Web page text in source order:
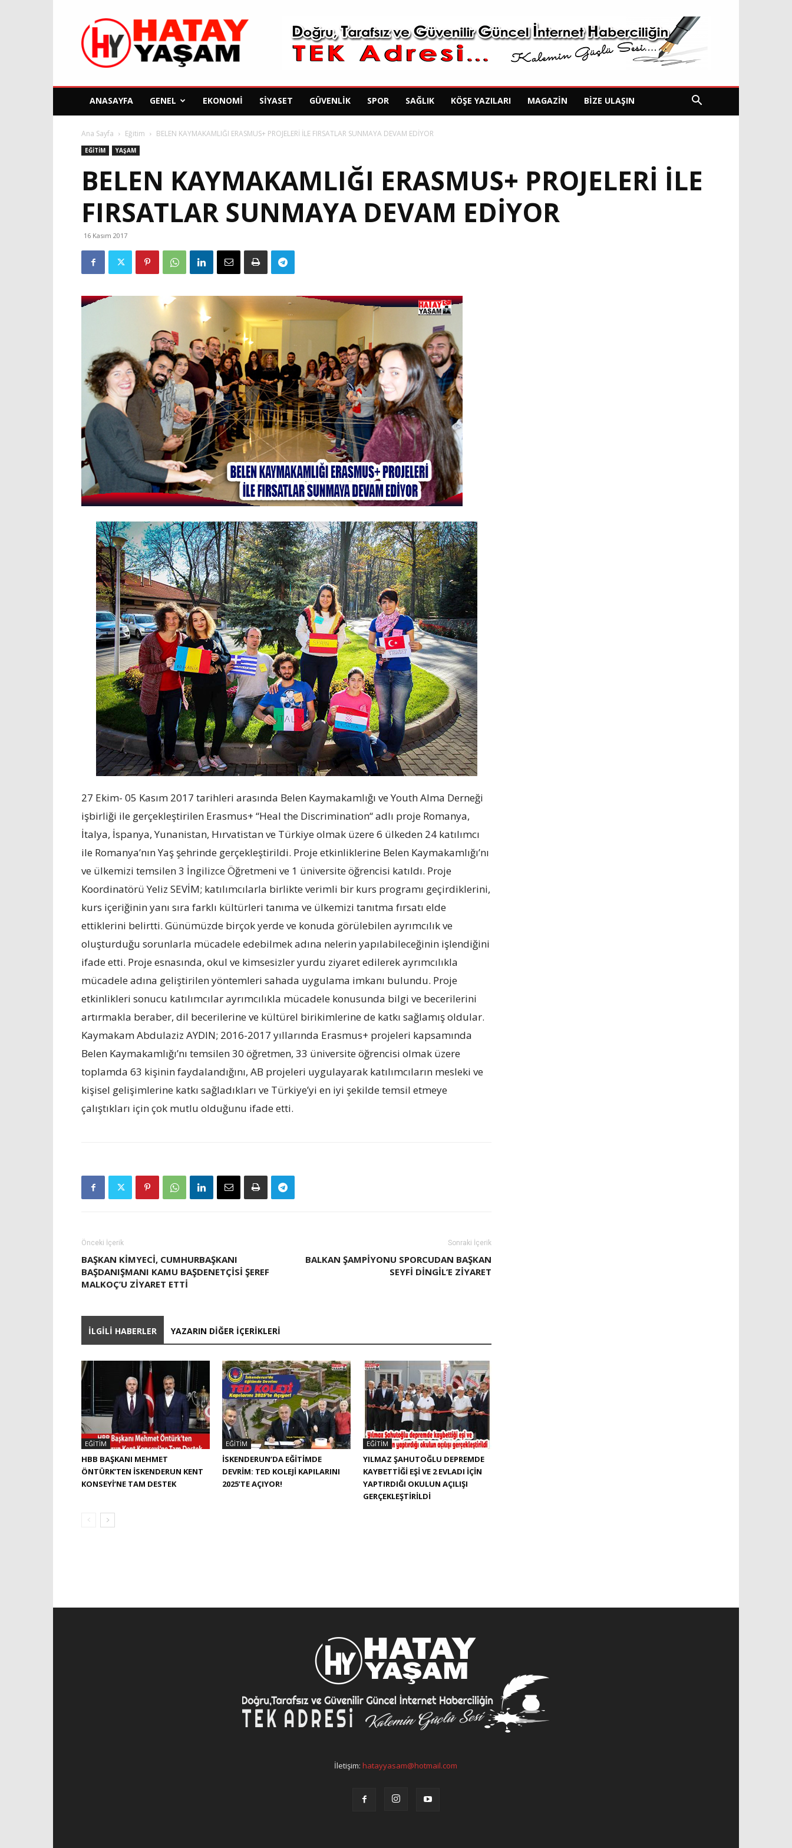
Hatay
Yaşam
Gazetesi
ANASAYFA GENEL EKONOMI SIYASET GÜVENLIK SPOR SAĞLIK KÖŞE YAZILARI MAGAZIN BIZE ULAŞIN
Ana Sayfa Eğitim BELEN KAYMAKAMLIĞI ERASMUS+ PROJELERİ İLE FIRSATLAR SUNMAYA DEVAM EDİYOR
EĞITIM YAŞAM
BELEN KAYMAKAMLIĞI ERASMUS+ PROJELERİ İLE
FIRSATLAR SUNMAYA DEVAM EDİYOR
16 Kasım 2017
27 Ekim- 05 Kasım 2017 tarihleri arasında Belen Kaymakamlığı ve Youth Alma Derneği
işbirliği ile gerçekleştirilen Erasmus+ “Heal the Discrimination“ adlı proje Romanya,
İtalya, İspanya, Yunanistan, Hırvatistan ve Türkiye olmak üzere 6 ülkeden 24 katılımcı
ile Romanya’nın Yaş şehrinde gerçekleştirildi. Proje etkinliklerine Belen Kaymakamlığı’nı
ve ülkemizi temsilen 3 İngilizce Öğretmeni ve 1 üniversite öğrencisi katıldı. Proje
Koordinatörü Yeliz SEVİM; katılımcılarla birlikte verimli bir kurs programı geçirdiklerini,
kurs içeriğinin yanı sıra farklı kültürleri tanıma ve ülkemizi tanıtma fırsatı elde
ettiklerini belirtti. Günümüzde birçok yerde ve konuda görülebilen ayrımcılık ve
oluşturduğu sorunlarla mücadele edebilmek adına nelerin yapılabileceğinin işlendiğini
ifade etti. Proje esnasında, okul ve kimsesizler yurdu ziyaret edilerek ayrımcılıkla
mücadele adına geliştirilen yöntemleri sahada uygulama imkanı bulundu. Proje
etkinlikleri sonucu katılımcılar ayrımcılıkla mücadele konusunda bilgi ve becerilerini
artırmakla beraber, dil becerilerine ve kültürel birikimlerine de katkı sağlamış oldular.
Kaymakam Abdulaziz AYDIN; 2016-2017 yıllarında Erasmus+ projeleri kapsamında
Belen Kaymakamlığı’nı temsilen 30 öğretmen, 33 üniversite öğrencisi olmak üzere
toplamda 63 kişinin faydalandığını, AB projeleri uygulayarak katılımcıların mesleki ve
kişisel gelişimlerine katkı sağladıkları ve Türkiye’yi en iyi şekilde temsil etmeye
çalıştıkları için çok mutlu olduğunu ifade etti.
Önceki İçerik
BAŞKAN KİMYECİ, CUMHURBAŞKANI
BAŞDANIŞMANI KAMU BAŞDENETÇİSİ ŞEREF
MALKOÇ’U ZİYARET ETTİ
Sonraki İçerik
BALKAN ŞAMPİYONU SPORCUDAN BAŞKAN
SEYFİ DİNGİL’E ZİYARET
İLGILI HABERLER YAZARIN DIĞER İÇERIKLERI
EĞITIM
HBB BAŞKANI MEHMET
ÖNTÜRK’TEN İSKENDERUN KENT
KONSEYI’NE TAM DESTEK
EĞITIM
İSKENDERUN’DA EĞITIMDE
DEVRIM: TED KOLEJI KAPILARINI
2025’TE AÇIYOR!
EĞITIM
YILMAZ ŞAHUTOĞLU DEPREMDE
KAYBETTIĞI EŞI VE 2 EVLADI IÇIN
YAPTIRDIĞI OKULUN AÇILIŞI
GERÇEKLEŞTIRILDI
İletişim:hatayyasam@hotmail.com